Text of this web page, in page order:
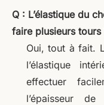
Q : L’élastique du
faire plusieurs tours
Oui, tout à fait.
l’élastique
effectuer
l’épaisseur